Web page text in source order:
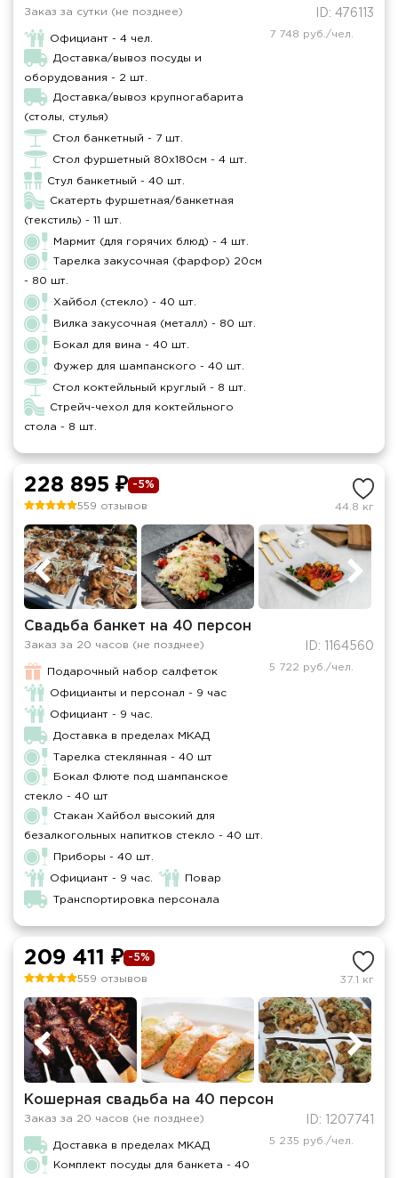
Заказ за сутки (не позднее) ID: 476113
Официант - 4 чел.
Доставка/вывоз посуды и
оборудования - 2 шт.
Доставка/вывоз крупногабарита
(столы, стулья)
Стол банкетный - 7 шт.
Стол фуршетный 80х180см - 4 шт.
Стул банкетный - 40 шт.
Скатерть фуршетная/банкетная
(текстиль) - 11 шт.
Мармит (для горячих блюд) - 4 шт.
Тарелка закусочная (фарфор) 20см
- 80 шт.
Хайбол (стекло) - 40 шт.
Вилка закусочная (металл) - 80 шт.
Бокал для вина - 40 шт.
Фужер для шампанского - 40 шт.
Стол коктейльный круглый - 8 шт.
Стрейч-чехол для коктейльного
стола - 8 шт.
7 748 руб./чел.
228 895 ₽ -5%
559 отзывов 44.8 кг
Свадьба банкет на 40 персон
Заказ за 20 часов (не позднее) ID: 1164560
Подарочный набор салфеток
Официанты и персонал - 9 час
Официант - 9 час.
Доставка в пределах МКАД
Тарелка стеклянная - 40 шт
Бокал Флюте под шампанское
стекло - 40 шт
Стакан Хайбол высокий для
безалкогольных напитков стекло - 40 шт.
Приборы - 40 шт.
Официант - 9 час. Повар
Транспортировка персонала
5 722 руб./чел.
209 411 ₽ -5%
559 отзывов 37.1 кг
Кошерная свадьба на 40 персон
Заказ за 20 часов (не позднее) ID: 1207741
Доставка в пределах МКАД
Комплект посуды для банкета - 40
5 235 руб./чел.